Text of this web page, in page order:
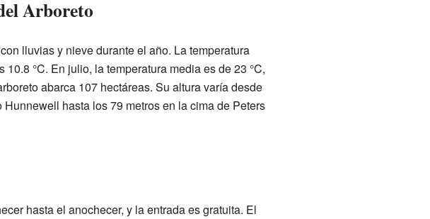
Arboreto
lluvias y nieve durante el año. La temperatura
°C. En julio, la temperatura media es de 23 °C,
abarca 107 hectáreas. Su altura varía desde
hasta los 79 metros en la cima de Peters
hasta el anochecer, y la entrada es gratuita. El